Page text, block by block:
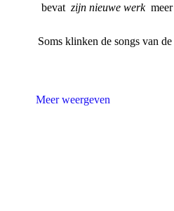
bevat zijn nieuwe werk
Soms klinken de songs van
Meer weergeven